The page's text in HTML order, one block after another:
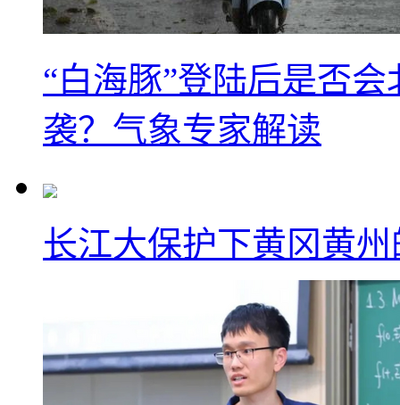
“白海豚”登陆后是否
袭？气象专家解读
长江大保护下黄冈黄